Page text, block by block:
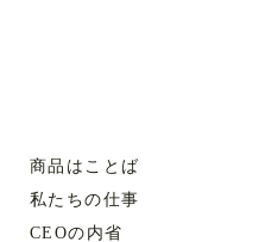
商品はことば
私たちの仕事
CEOの内省